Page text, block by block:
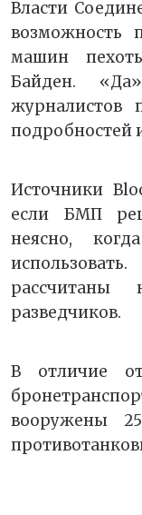
Власти
возможность
машин
Байден.
журналистов
подробностей
Источники
если БМП
неясно,
разведчиков.
В отличие
вооружены